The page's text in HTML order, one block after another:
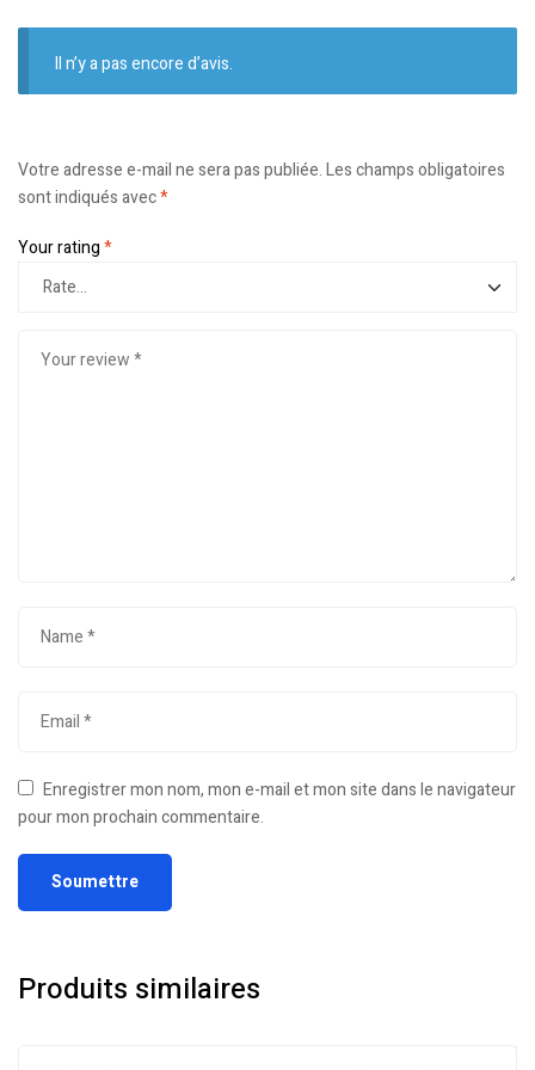
Il n’y a pas encore d’avis.
Votre adresse e-mail ne sera pas publiée.Les champs obligatoires
sont indiqués avec*
Your rating*
Enregistrer mon nom, mon e-mail et mon site dans le navigateur
pour mon prochain commentaire.
Produits similaires